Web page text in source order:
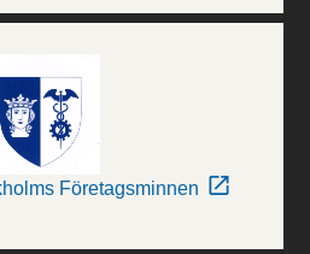
Företagsminnen